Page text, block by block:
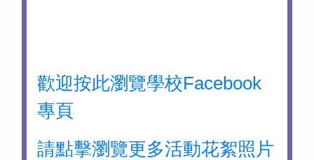
歡迎按此瀏覽學校Facebook
專頁
請點擊瀏覽更多活動花絮照片